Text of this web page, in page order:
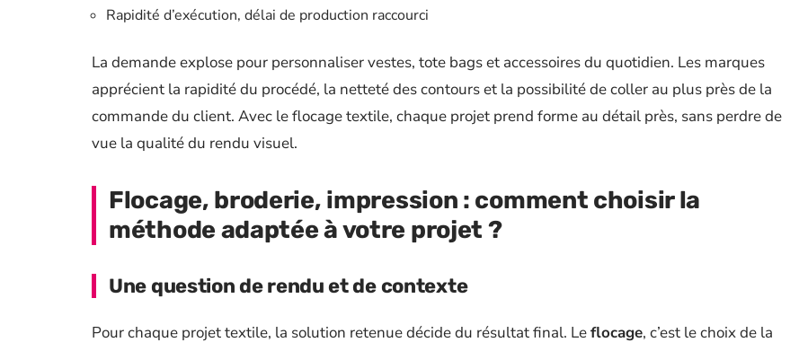
Rapidité d’exécution, délai de production raccourci
La demande explose pour personnaliser vestes, tote bags et accessoires du quotidien. Les marques
apprécient la rapidité du procédé, la netteté des contours et la possibilité de coller au plus près de la
commande du client. Avec le flocage textile, chaque projet prend forme au détail près, sans perdre de
vue la qualité du rendu visuel.
Flocage, broderie, impression : comment choisir la
méthode adaptée à votre projet ?
Une question de rendu et de contexte
Pour chaque projet textile, la solution retenue décide du résultat final. Leflocage, c’est le choix de la